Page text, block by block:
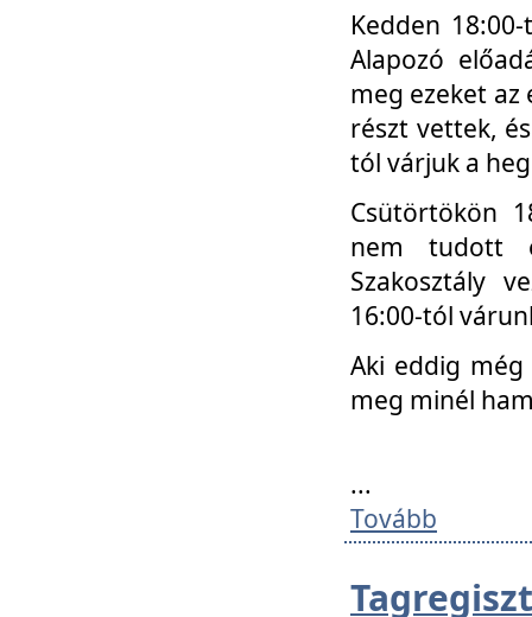
Kedden
Alapozó
meg ezeket
részt vettek,
tól várjuk a
Csütörtökön
nem tudott
Szakosztály
16:00-tól
Aki eddig
meg minél
...
Tovább